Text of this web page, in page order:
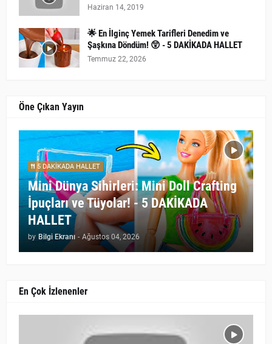
Haziran 14, 2019
🌟 En İlginç Yemek Tarifleri Denedim ve
Şaşkına Döndüm! 😲 - 5 DAKİKADA HALLET
Temmuz 22, 2026
Öne Çıkan Yayın
5 DAKİKADA HALLET
Mini Dünya Sihirleri: Mini Doll Crafting
İpuçları ve Tüyolar! - 5 DAKİKADA
HALLET
by Bilgi Ekranı - Ağustos 04, 2026
En Çok İzlenenler